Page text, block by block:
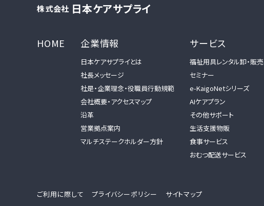
株式会社 日本ケアサプライ
HOME 企業情報
日本ケアサプライとは
社長メッセージ
社是・企業理念・役職員行動規範
会社概要・アクセスマップ
沿革
営業拠点案内
マルチステークホルダー方針
サービス
福祉用具レンタル卸・販売
セミナー
e-KaigoNetシリーズ
AIケアプラン
その他サポート
生活支援物販
食事サービス
おむつ配送サービス
ご利用に際して プライバシーポリシー サイトマップ